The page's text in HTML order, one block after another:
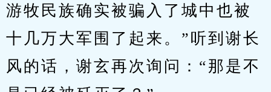
游牧民族确实被骗入了城中也被
十几万大军围了起来。”听到谢长
风的话，谢玄再次询问：“那是不